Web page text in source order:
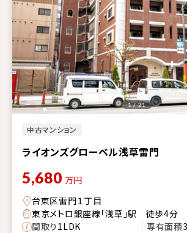
中古マンション
ライオンズグローベル浅草雷門
1 / 21
5,680 万円
台東区雷門１丁目
東京メトロ銀座線「浅草」駅 徒歩4分
間取り1LDK 専有面積